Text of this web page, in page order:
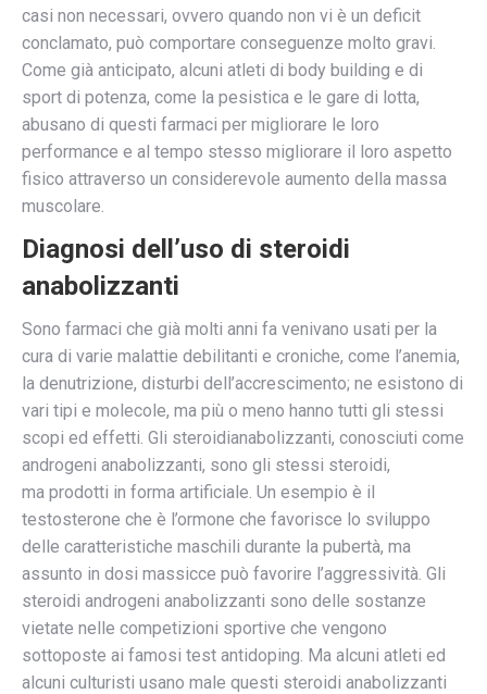
casi non necessari, ovvero quando non vi è un deficit
conclamato, può comportare conseguenze molto gravi.
Come già anticipato, alcuni atleti di body building e di
sport di potenza, come la pesistica e le gare di lotta,
abusano di questi farmaci per migliorare le loro
performance e al tempo stesso migliorare il loro aspetto
fisico attraverso un considerevole aumento della massa
muscolare.
Diagnosi dell’uso di steroidi
anabolizzanti
Sono farmaci che già molti anni fa venivano usati per la
cura di varie malattie debilitanti e croniche, come l’anemia,
la denutrizione, disturbi dell’accrescimento; ne esistono di
vari tipi e molecole, ma più o meno hanno tutti gli stessi
scopi ed effetti. Gli steroidianabolizzanti, conosciuti come
androgeni anabolizzanti, sono gli stessi steroidi,
ma prodotti in forma artificiale. Un esempio è il
testosterone che è l’ormone che favorisce lo sviluppo
delle caratteristiche maschili durante la pubertà, ma
assunto in dosi massicce può favorire l’aggressività. Gli
steroidi androgeni anabolizzanti sono delle sostanze
vietate nelle competizioni sportive che vengono
sottoposte ai famosi test antidoping. Ma alcuni atleti ed
alcuni culturisti usano male questi steroidi anabolizzanti